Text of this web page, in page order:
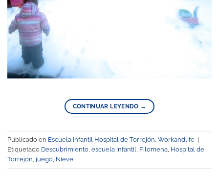
CONTINUAR LEYENDO →
Publicado en Escuela Infantil Hospital de Torrejón, Workandlife
Etiquetado Descubrimiento, escuela infantil, Filomena, Hospital de
Torrejón, juego, Nieve